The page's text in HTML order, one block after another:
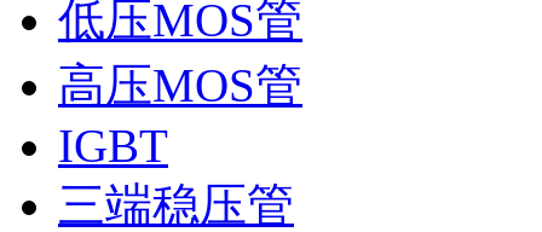
低压MOS管
高压MOS管
IGBT
三端稳压管